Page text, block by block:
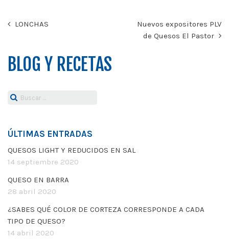
LONCHAS
Nuevos expositores PLV
de Quesos El Pastor
BLOG Y RECETAS
Buscar:
ÚLTIMAS ENTRADAS
QUESOS LIGHT Y REDUCIDOS EN SAL
14 septiembre 2020
QUESO EN BARRA
28 abril 2020
¿SABES QUÉ COLOR DE CORTEZA CORRESPONDE A CADA
TIPO DE QUESO?
14 abril 2020